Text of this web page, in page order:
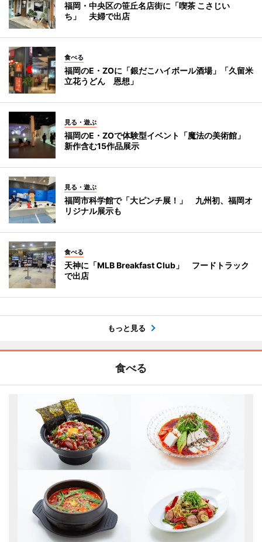
福岡・中央区の笹丘名店街に「喫茶 こさじい
ち」 夫婦で出店
食べる
福岡のE・ZOに「銀だこハイボール酒場」「久留米
立花うどん 恩想」
見る・遊ぶ
福岡のE・ZOで体験型イベント「魔法の美術館」
新作含む15作品展示
見る・遊ぶ
福岡市科学館で「大ピンチ展！」 九州初、福岡オ
リジナル展示も
食べる
天神に「MLB Breakfast Club」 フードトラック
で出店
もっと見る
食べる